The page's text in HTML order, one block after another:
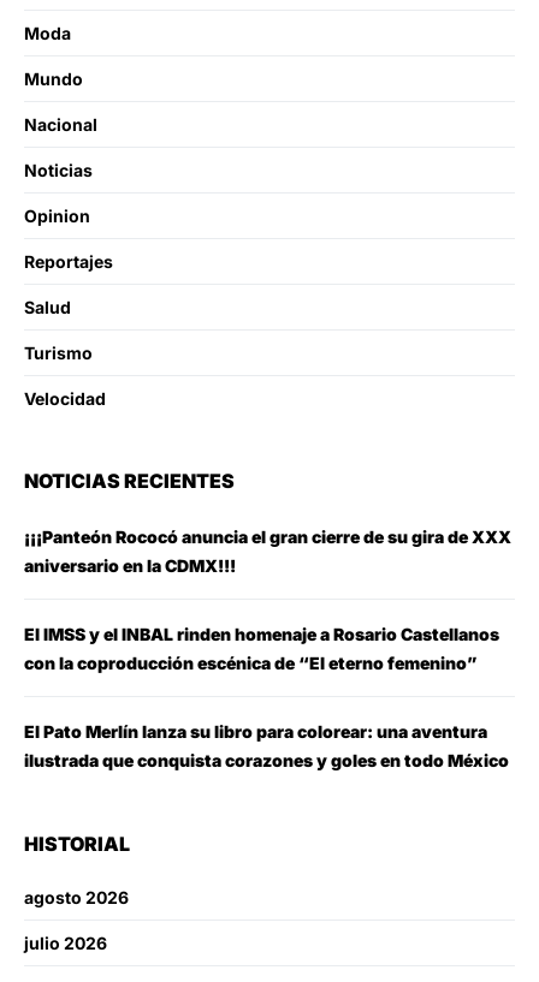
Moda
Mundo
Nacional
Noticias
Opinion
Reportajes
Salud
Turismo
Velocidad
NOTICIAS RECIENTES
¡¡¡Panteón Rococó anuncia el gran cierre de su gira de XXX
aniversario en la CDMX!!!
El IMSS y el INBAL rinden homenaje a Rosario Castellanos
con la coproducción escénica de “El eterno femenino”
El Pato Merlín lanza su libro para colorear: una aventura
ilustrada que conquista corazones y goles en todo México
HISTORIAL
agosto 2026
julio 2026